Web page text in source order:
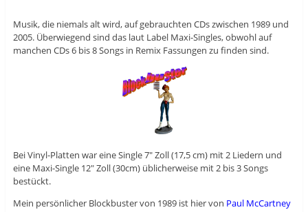
Musik, die niemals alt wird, auf gebrauchten CDs zwischen 1989 und
2005. Überwiegend sind das laut Label Maxi-Singles, obwohl auf
manchen CDs 6 bis 8 Songs in Remix Fassungen zu finden sind.
Bei Vinyl-Platten war eine Single 7″ Zoll (17,5 cm) mit 2 Liedern und
eine Maxi-Single 12″ Zoll (30cm) üblicherweise mit 2 bis 3 Songs
bestückt.
Mein persönlicher Blockbuster von 1989 ist hier von Paul McCartney